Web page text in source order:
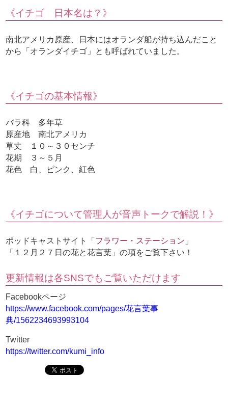
《イチゴ 日本名は？》
南北アメリカ原産、日本にはオランダ船が持ち込んだこと
から「オランダイチゴ」とも呼ばれていました。
《イチゴの基本情報》
バラ科 多年草
原産地 南北アメリカ
草丈 １０～３０センチ
花期 ３～５月
花色 白、ピンク、紅色
《イチゴについて管理人が音声トークで解説！》
ポッドキャストサイト「 フラワー・ステーション 」
「１２月２７日の花と花言葉」の項をご覧下さい！
更新情報は各SNSでもご覧いただけます
Facebookページ
https://www.facebook.com/pages/花言葉事
典/1562234693993104
Twitter
https://twitter.com/kumi_info